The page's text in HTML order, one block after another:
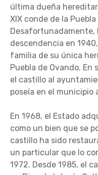
última dueña
XIX conde de la
Desafortunadamente,
descendencia en
familia de su única
Puebla de Ovando.
el castillo al
poseía en el municipio
En 1968, el Estado
como un bien que se
castillo ha sido
un particular que lo
1972. Desde 1985, el